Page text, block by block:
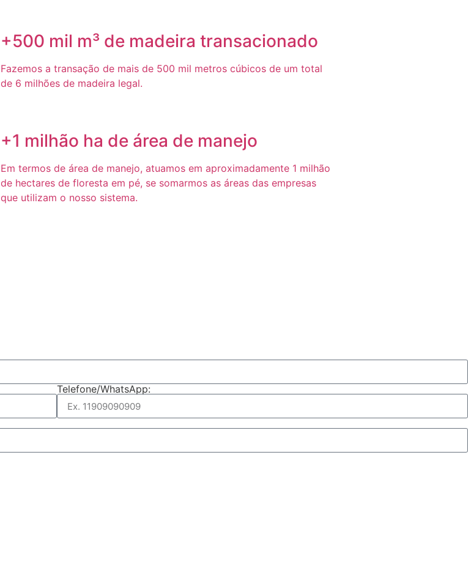
+500 mil m³ de madeira transacionado
Fazemos a transação de mais de 500 mil metros cúbicos de um total
de 6 milhões de madeira legal.
+1 milhão ha de área de manejo
Em termos de área de manejo, atuamos em aproximadamente 1 milhão
de hectares de floresta em pé, se somarmos as áreas das empresas
que utilizam o nosso sistema.
Telefone/WhatsApp: